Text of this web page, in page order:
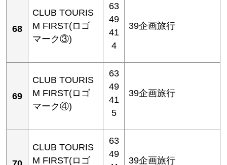
68
CLUB TOURIS
M FIRST(ロゴ
マーク③)
63
49
41
4
39企画旅行
69
CLUB TOURIS
M FIRST(ロゴ
マーク④)
63
49
41
5
39企画旅行
CLUB TOURIS
M FIRST(ロゴ
63
49
39企画旅行